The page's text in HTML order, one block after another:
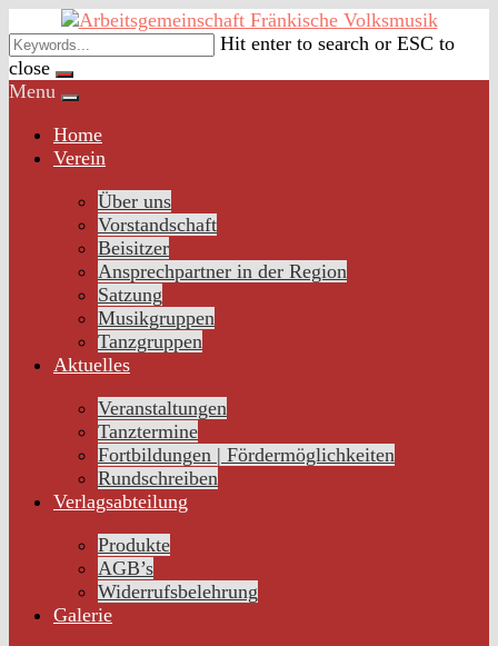
to
content
Hit enter to search or ESC to
close
Menu
Home
Verein
Über uns
Vorstandschaft
Beisitzer
Ansprechpartner in der Region
Satzung
Musikgruppen
Tanzgruppen
Aktuelles
Veranstaltungen
Tanztermine
Fortbildungen | Fördermöglichkeiten
Rundschreiben
Verlagsabteilung
Produkte
AGB’s
Widerrufsbelehrung
Galerie